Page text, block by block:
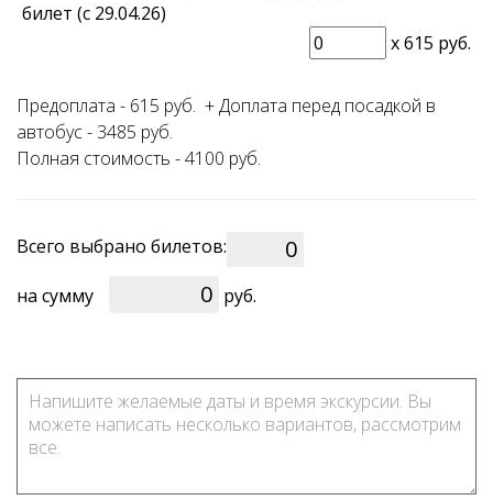
билет (с 29.04.26)
x615 руб.
Предоплата - 615 руб. + Доплата перед посадкой в
автобус - 3485 руб.
Полная стоимость - 4100 руб.
Всего выбрано билетов:
на сумму 0 руб.